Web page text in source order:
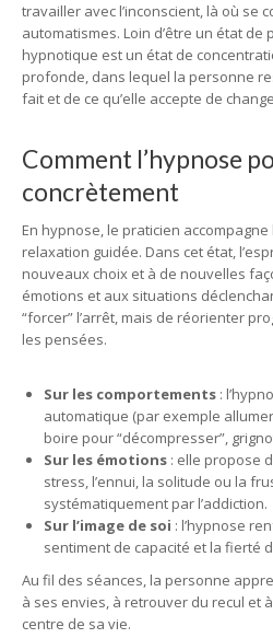
travailler avec l’inconscient, là où se
automatismes. Loin d’être un état de
hypnotique est un état de
profonde, dans lequel la personne
fait et de ce qu’elle accepte de
Comment l’hypnose
concrètement
En hypnose, le praticien
relaxation guidée. Dans cet état,
nouveaux choix et à de nouvelles
émotions et aux situations
“forcer” l’arrêt, mais de réorienter
les pensées.
Sur les comportements :
automatique (par exemple
boire pour “décompresser”,
Sur les émotions : elle propose
stress, l’ennui, la solitude ou la
systématiquement par l’addiction.
Sur l’image de soi : l’hypnose
sentiment de capacité et la fierté
Au fil des séances, la personne
à ses envies, à retrouver du recul et
centre de sa vie.